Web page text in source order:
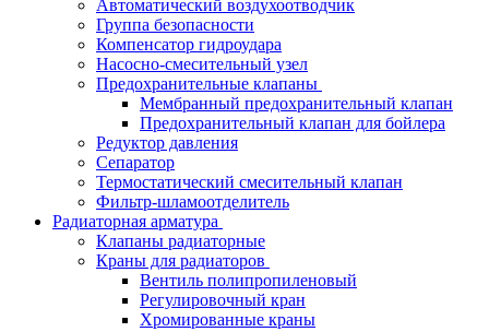
Автоматический воздухоотводчик
Группа безопасности
Компенсатор гидроудара
Насосно-смесительный узел
Предохранительные клапаны
Мембранный предохранительный клапан
Предохранительный клапан для бойлера
Редуктор давления
Сепаратор
Термостатический смесительный клапан
Фильтр-шламоотделитель
Радиаторная арматура
Клапаны радиаторные
Краны для радиаторов
Вентиль полипропиленовый
Регулировочный кран
Хромированные краны